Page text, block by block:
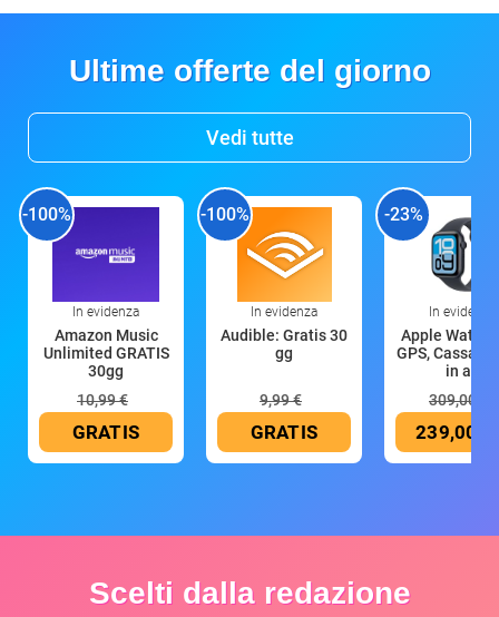
Ultime offerte del giorno
Vedi tutte
-100%
In evidenza
Amazon Music
Unlimited GRATIS
30gg
10,99 €
GRATIS
-100%
In evidenza
Audible: Gratis 30
gg
9,99 €
GRATIS
-23%
In evidenza
Apple Watch
GPS, Cassa
in all
309,00 €
239,00 €
Scelti dalla redazione